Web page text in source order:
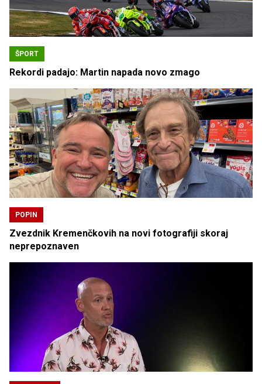
ŠPORT
Rekordi padajo: Martin napada novo zmago
POPIN
Zvezdnik Kremenčkovih na novi fotografiji skoraj
neprepoznaven